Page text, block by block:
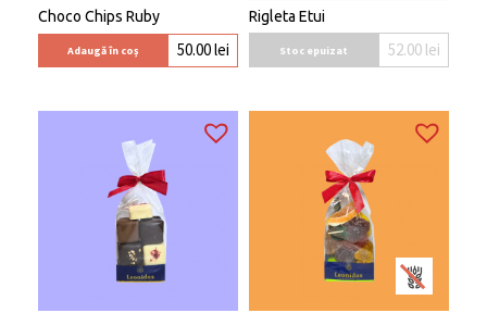
Choco Chips Ruby
Adaugă în coș 50.00lei
Rigleta Etui
Stoc epuizat 52.00 lei